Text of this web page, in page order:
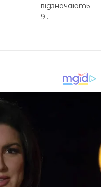
відзначають
9...